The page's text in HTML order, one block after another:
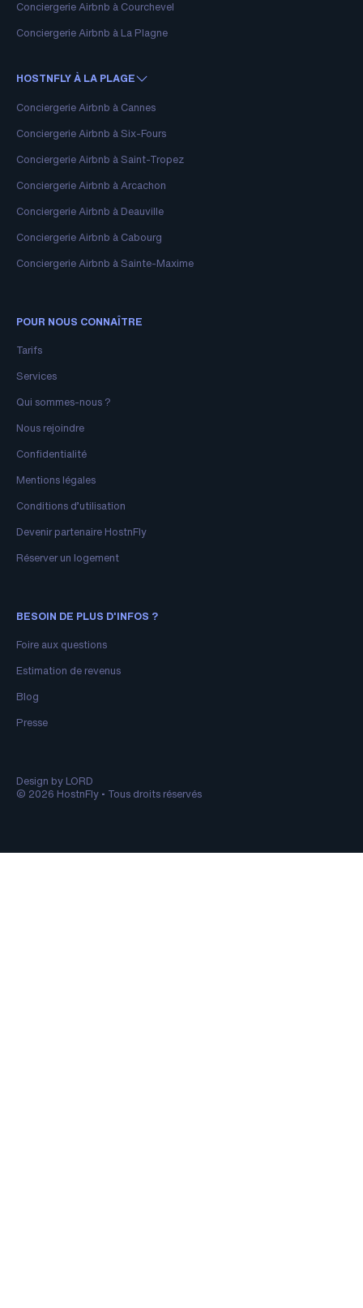
Conciergerie Airbnb à Courchevel
Conciergerie Airbnb à La Plagne
HOSTNFLY À LA PLAGE
Conciergerie Airbnb à Cannes
Conciergerie Airbnb à Six-Fours
Conciergerie Airbnb à Saint-Tropez
Conciergerie Airbnb à Arcachon
Conciergerie Airbnb à Deauville
Conciergerie Airbnb à Cabourg
Conciergerie Airbnb à Sainte-Maxime
POUR NOUS CONNAÎTRE
Tarifs
Services
Qui sommes-nous ?
Nous rejoindre
Confidentialité
Mentions légales
Conditions d’utilisation
Devenir partenaire HostnFly
Réserver un logement
BESOIN DE PLUS D'INFOS ?
Foire aux questions
Estimation de revenus
Blog
Presse
Design by LORD
© 2026 HostnFly • Tous droits réservés